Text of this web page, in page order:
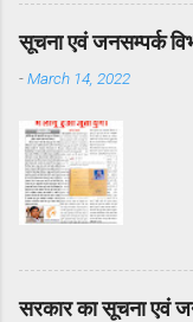
सूचना एवं जनसम्पर्क
-March 14, 2022
सरकार का सूचना एवं